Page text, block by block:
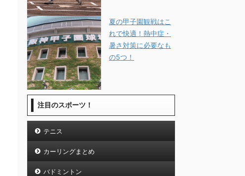
夏の甲子園観戦はこ
れで快適！熱中症・
暑さ対策に必要なも
の5つ！
注目のスポーツ！
テニス
カーリングまとめ
バドミントン